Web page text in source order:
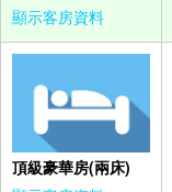
顯示客房資料
頂級豪華房(兩床)